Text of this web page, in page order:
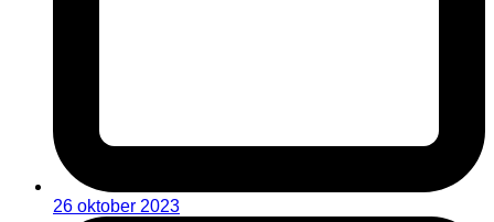
26 oktober 2023